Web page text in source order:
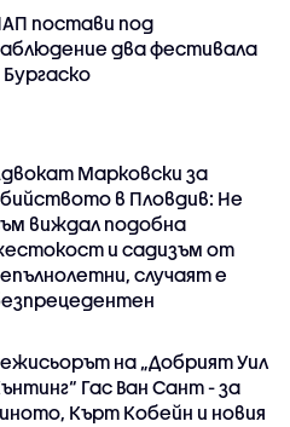
постави под
два фестивала
Бургаско
Марковски за
в Пловдив: Не
виждал подобна
и садизъм от
случаят е
на „Добрият Уил
Гас Ван Сант - за
Кърт Кобейн и новия